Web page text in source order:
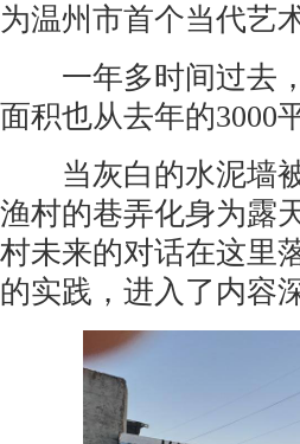
为温州市首个当代艺
一年多时间过去，
面积也从去年的3000
当灰白的水泥墙被
渔村的巷弄化身为露
村未来的对话在这里
的实践，进入了内容